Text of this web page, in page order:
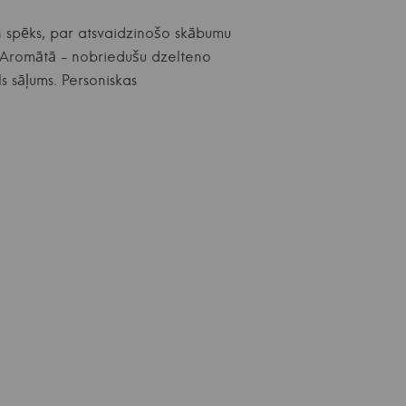
par atsvaidzinošo skābumu
- nobriedušu dzelteno
Personiskas